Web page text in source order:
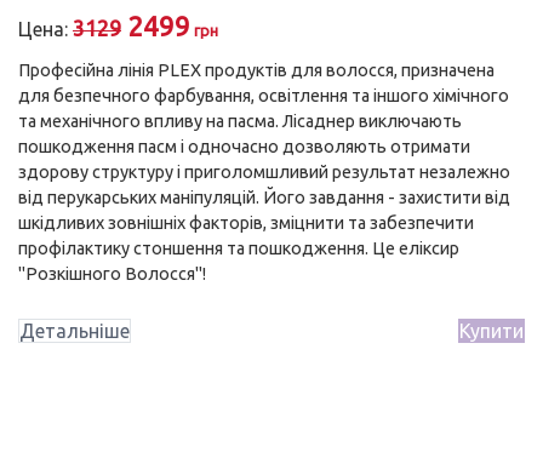
Цена: 3129 Оригінальна
ціна:
3129
грн.
2499 грнПоточна
ціна:
2499
грн.
Професійна лінія PLEX продуктів для волосся, призначена
для безпечного фарбування, освітлення та іншого хімічного
та механічного впливу на пасма. Лісаднер виключають
пошкодження пасм і одночасно дозволяють отримати
здорову структуру і приголомшливий результат незалежно
від перукарських маніпуляцій. Його завдання - захистити від
шкідливих зовнішніх факторів, зміцнити та забезпечити
профілактику стоншення та пошкодження. Це еліксир
"Розкішного Волосся"!
Детальніше Купити